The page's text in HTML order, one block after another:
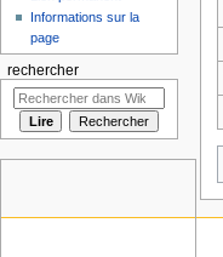
Informations sur la
page
rechercher